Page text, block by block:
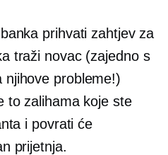
prihvati zahtjev za
traži novac (zajedno s
njihove probleme!)
to zalihama koje ste
i povrati će
prijetnja.